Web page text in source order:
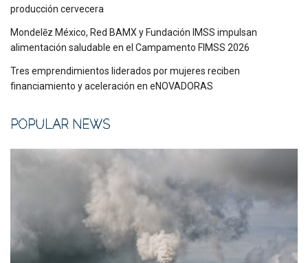
producción cervecera
Mondelēz México, Red BAMX y Fundación IMSS impulsan
alimentación saludable en el Campamento FIMSS 2026
Tres emprendimientos liderados por mujeres reciben
financiamiento y aceleración en eNOVADORAS
POPULAR NEWS